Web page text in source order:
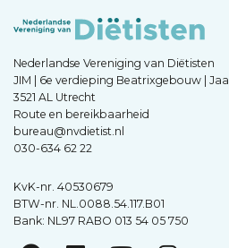
Nederlandse Vereniging van Diëtisten
JIM | 6e verdieping Beatrixgebouw |
3521 AL Utrecht
Route en bereikbaarheid
bureau@nvdietist.nl
030-634 62 22
KvK-nr. 40530679
BTW-nr. NL.0088.54.117.B01
Bank: NL97 RABO 013 54 05 750